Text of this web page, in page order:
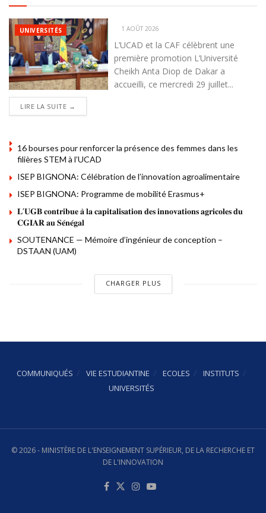
UNIVERSITÉS 1 AOÛT 2026
L’UCAD et la CAF célèbrent une
première promotion L’Université
Cheikh Anta Diop de Dakar a
accueilli, ce mercredi 29 juillet...
LIRE LA SUITE →
16 bourses pour renforcer la présence des femmes dans les
filières STEM à l’UCAD
ISEP BIGNONA: Célébration de l’innovation agroalimentaire
ISEP BIGNONA: Programme de mobilité Erasmus+
𝐋’𝐔𝐆𝐁 𝐜𝐨𝐧𝐭𝐫𝐢𝐛𝐮𝐞 𝐚̀ 𝐥𝐚 𝐜𝐚𝐩𝐢𝐭𝐚𝐥𝐢𝐬𝐚𝐭𝐢𝐨𝐧 𝐝𝐞𝐬 𝐢𝐧𝐧𝐨𝐯𝐚𝐭𝐢𝐨𝐧𝐬 𝐚𝐠𝐫𝐢𝐜𝐨𝐥𝐞𝐬 𝐝𝐮
𝐂𝐆𝐈𝐀𝐑 𝐚𝐮 𝐒𝐞́𝐧𝐞́𝐠𝐚𝐥
SOUTENANCE — Mémoire d’ingénieur de conception –
DSTAAN (UAM)
CHARGER PLUS
COMMUNIQUÉS VIE ESTUDIANTINE ECOLES
INSTITUTS
UNIVERSITÉS
© 2026 - MINISTÈRE DE L'ENSEIGNEMENT SUPÉRIEUR, DE LA RECHERCHE ET
DE L'INNOVATION